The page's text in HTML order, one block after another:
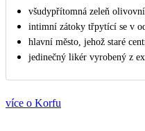
všudypřítomná zeleň
intimní zátoky třpytící se v
hlavní město, jehož staré
jedinečný likér vyrobený z
více o Korfu